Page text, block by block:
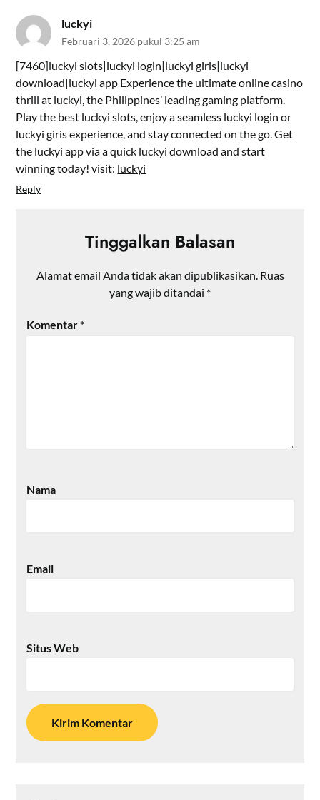
luckyi
Februari 3, 2026 pukul 3:25 am
[7460]luckyi slots|luckyi login|luckyi giris|luckyi
download|luckyi app Experience the ultimate online casino
thrill at luckyi, the Philippines’ leading gaming platform.
Play the best luckyi slots, enjoy a seamless luckyi login or
luckyi giris experience, and stay connected on the go. Get
the luckyi app via a quick luckyi download and start
winning today! visit: luckyi
Reply
Tinggalkan Balasan
Alamat email Anda tidak akan dipublikasikan. Ruas
yang wajib ditandai *
Komentar*
Nama
Email
Situs Web